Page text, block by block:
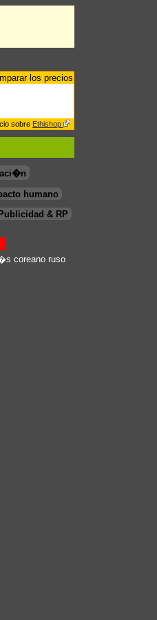
los precios
sobre Ethishop
humano
Publicidad & RP
coreano ruso